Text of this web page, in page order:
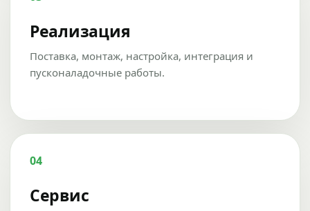
Реализация
Поставка, монтаж, настройка, интеграция и
пусконаладочные работы.
04
Сервис